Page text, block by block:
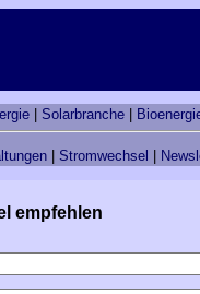
Solarbranche
Stromwechsel
empfehlen